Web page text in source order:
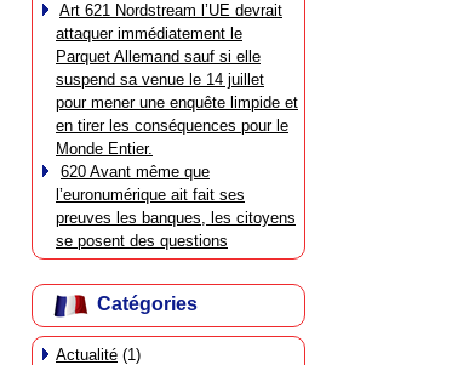
Art 621 Nordstream l’UE devrait
attaquer immédiatement le
Parquet Allemand sauf si elle
suspend sa venue le 14 juillet
pour mener une enquête limpide et
en tirer les conséquences pour le
Monde Entier.
620 Avant même que
l’euronumérique ait fait ses
preuves les banques, les citoyens
se posent des questions
Catégories
Actualité (1)